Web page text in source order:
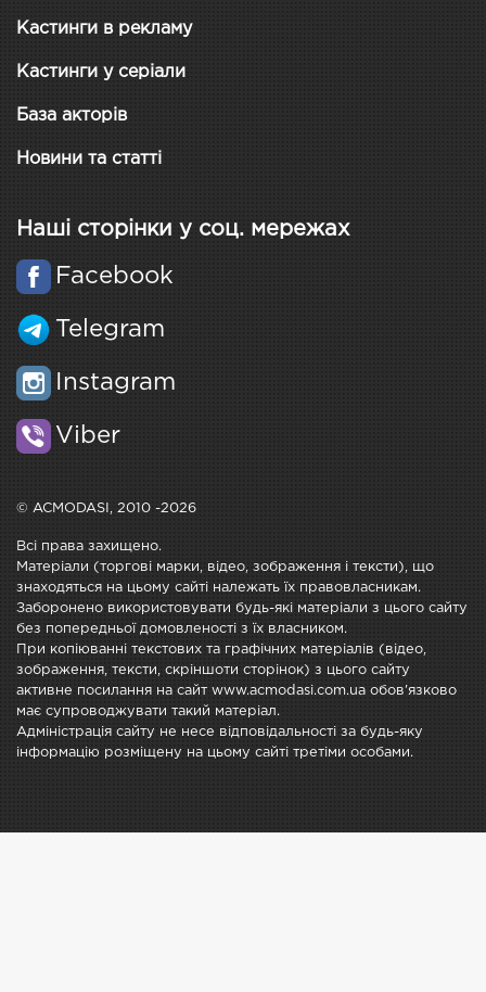
Кастинги в рекламу
Кастинги у серіали
База акторів
Новини та статті
Наші сторінки у соц. мережах
Facebook
Telegram
Instagram
Viber
© ACMODASI, 2010 -2026
Всі права захищено.
Матеріали (торгові марки, відео, зображення і тексти), що
знаходяться на цьому сайті належать їх правовласникам.
Заборонено використовувати будь-які матеріали з цього сайту
без попередньої домовленості з їх власником.
При копіюванні текстових та графічних матеріалів (відео,
зображення, тексти, скріншоти сторінок) з цього сайту
активне посилання на сайт www.acmodasi.com.ua обов'язково
має супроводжувати такий матеріал.
Адміністрація сайту не несе відповідальності за будь-яку
інформацію розміщену на цьому сайті третіми особами.